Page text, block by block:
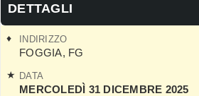
DETTAGLI
INDIRIZZO
FOGGIA, FG
DATA
MERCOLEDÌ 31 DICEMBRE 2025